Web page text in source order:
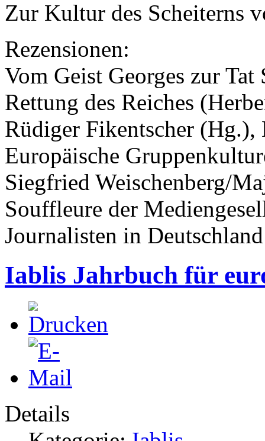
Zur Kultur des Scheiterns
Rezensionen:
Vom Geist Georges zur
Rettung des Reiches
Rüdiger Fikentscher
Europäische
Siegfried Weischenberg/
Souffleure der
Journalisten in
Iablis Jahrbuch für
Details